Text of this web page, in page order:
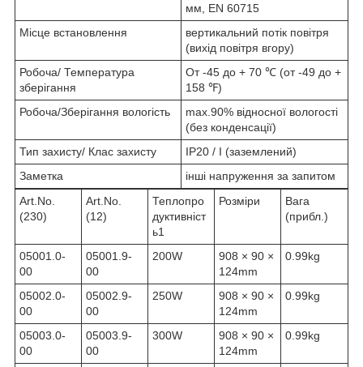
мм, EN 60715
Місце встановлення
вертикальний потік повітря
(вихід повітря вгору)
Робоча/ Температура
зберігання
От -45 до + 70 ℃ (от -49 до +
158 ℉)
Робоча/Зберігання вологість
max.90% відносної вологості
(без конденсації)
Тип захисту/ Клас захисту
IP20 / I (заземлений)
Заметка
інші напруження за запитом
Art.No.
(230)
Art.No.
(12)
Теплопро
дуктивніст
ь1
Розміри
Вага
(прибл.)
05001.0-
00
05001.9-
00
200W
908 × 90 ×
124mm
0.99kg
05002.0-
00
05002.9-
00
250W
908 × 90 ×
124mm
0.99kg
05003.0-
00
05003.9-
00
300W
908 × 90 ×
124mm
0.99kg